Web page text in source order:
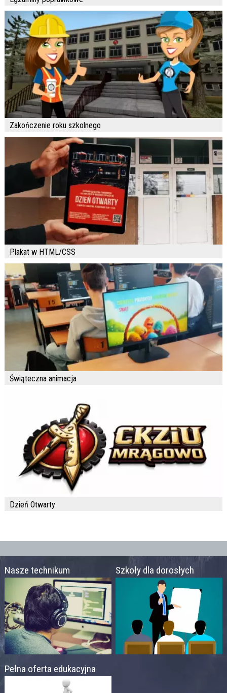
Zakończenie roku szkolnego
Plakat w HTML/CSS
Świąteczna animacja
Dzień Otwarty
Nasze technikum Szkoły dla dorosłych
Pełna oferta edukacyjna